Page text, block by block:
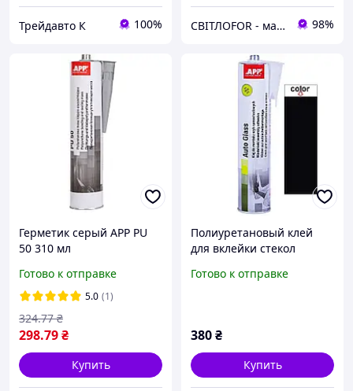
Трейдавто К 100% СВІТЛОFOR - магазин автомобільних лакофарбових матеріалів та супутнього товару для ремонту авто. 98%
Герметик серый APP PU
50 310 мл
Готово к отправке
5.0 (1)
298.79₴
324.77 ₴
Купить
Полиуретановый клей
для вклейки стекол
310мл
Готово к отправке
380₴
Купить